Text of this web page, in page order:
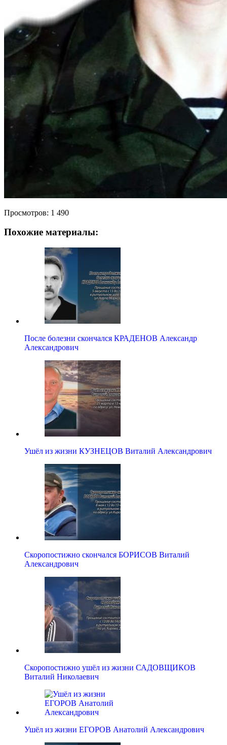
Просмотров: 1 490
Похожие материалы:
После болезни скончался КРАДЕНОВ Александр
Александрович
Ушёл из жизни КУЗНЕЦОВ Виталий Александрович
Скоропостижно скончался БОРИСОВ Виталий
Александрович
Скоропостижно ушёл из жизни САДОВЩИКОВ
Виталий Николаевич
Ушёл из жизни ЕГОРОВ Анатолий Александрович